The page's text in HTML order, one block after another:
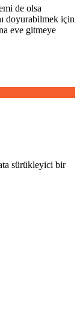
de olsa
doyurabilmek için
eve gitmeye
sürükleyici bir